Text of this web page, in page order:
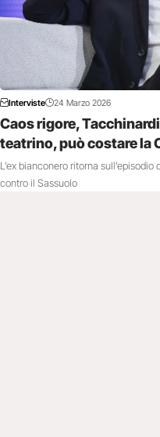
Interviste 24 Marzo 2026
Caos rigore,
teatrino, può costare la
L’ex bianconero ritorna
contro il Sassuolo